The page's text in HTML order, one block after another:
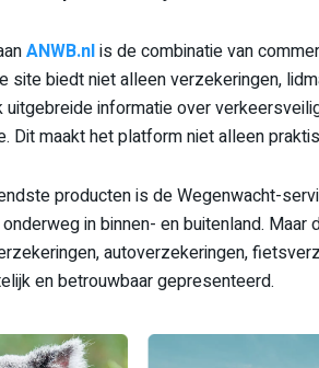
ANWB.nlis de combinatie van
site biedt niet alleen verzekeringen,
uitgebreide informatie over
Dit maakt het platform niet alleen
producten is de Wegenwacht-
in binnen- en buitenland. Maar
autoverzekeringen,
en betrouwbaar gepresenteerd.